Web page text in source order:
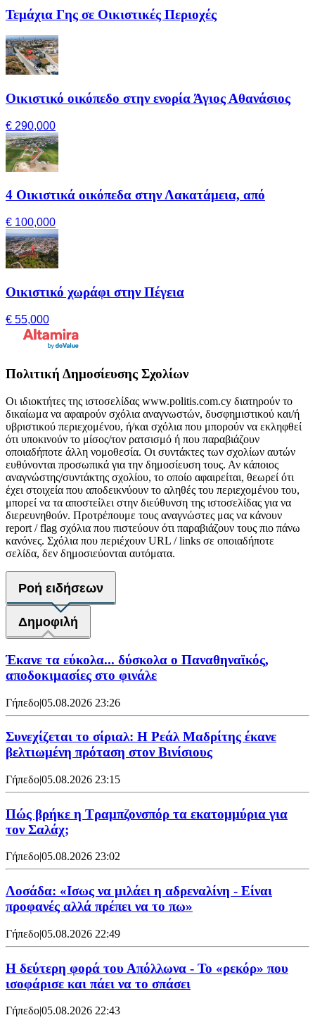
Τεμάχια Γης σε Οικιστικές Περιοχές
Οικιστικό οικόπεδο στην ενορία Άγιος Αθανάσιος
€ 290,000
4 Οικιστικά οικόπεδα στην Λακατάμεια, από
€ 100,000
Οικιστικό χωράφι στην Πέγεια
€ 55,000
Πολιτική Δημοσίευσης Σχολίων
Οι ιδιοκτήτες της ιστοσελίδας www.politis.com.cy διατηρούν το
δικαίωμα να αφαιρούν σχόλια αναγνωστών, δυσφημιστικού και/ή
υβριστικού περιεχομένου, ή/και σχόλια που μπορούν να εκληφθεί
ότι υποκινούν το μίσος/τον ρατσισμό ή που παραβιάζουν
οποιαδήποτε άλλη νομοθεσία. Οι συντάκτες των σχολίων αυτών
ευθύνονται προσωπικά για την δημοσίευση τους. Αν κάποιος
αναγνώστης/συντάκτης σχολίου, το οποίο αφαιρείται, θεωρεί ότι
έχει στοιχεία που αποδεικνύουν το αληθές του περιεχομένου του,
μπορεί να τα αποστείλει στην διεύθυνση της ιστοσελίδας για να
διερευνηθούν. Προτρέπουμε τους αναγνώστες μας να κάνουν
report / flag σχόλια που πιστεύουν ότι παραβιάζουν τους πιο πάνω
κανόνες. Σχόλια που περιέχουν URL / links σε οποιαδήποτε
σελίδα, δεν δημοσιεύονται αυτόματα.
Ροή ειδήσεων
Δημοφιλή
Έκανε τα εύκολα... δύσκολα ο Παναθηναϊκός,
αποδοκιμασίες στο φινάλε
Γήπεδο|05.08.2026 23:26
Συνεχίζεται το σίριαλ: Η Ρεάλ Μαδρίτης έκανε
βελτιωμένη πρόταση στον Βινίσιους
Γήπεδο|05.08.2026 23:15
Πώς βρήκε η Τραμπζονσπόρ τα εκατομμύρια για
τον Σαλάχ;
Γήπεδο|05.08.2026 23:02
Λοσάδα: «Ισως να μιλάει η αδρεναλίνη - Είναι
προφανές αλλά πρέπει να το πω»
Γήπεδο|05.08.2026 22:49
Η δεύτερη φορά του Απόλλωνα - Το «ρεκόρ» που
ισοφάρισε και πάει να το σπάσει
Γήπεδο|05.08.2026 22:43